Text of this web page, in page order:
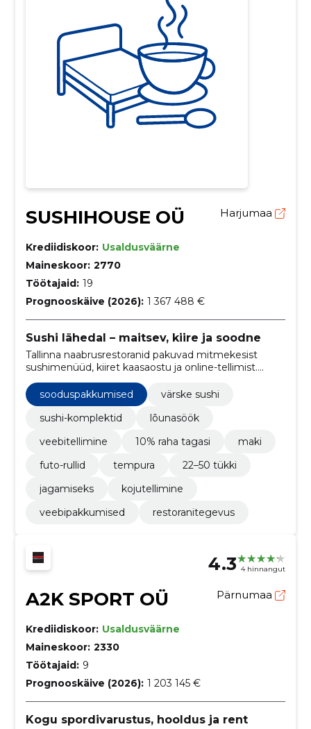
SUSHIHOUSE OÜ Harjumaa
Krediidiskoor: Usaldusväärne
Maineskoor: 2770
Töötajaid: 19
Prognooskäive (2026): 1 367 488 €
Sushi lähedal – maitsev, kiire ja soodne
Tallinna naabrusrestoranid pakuvad mitmekesist
sushimenüüd, kiiret kaasaostu ja online-tellimist.
et saada taskukohaseid lõuna- ja õhtusööke.
sooduspakkumised
värske sushi
sushi-komplektid
lõunasöök
veebitellimine
10% raha tagasi
maki
futo-rullid
tempura
22–50 tükki
jagamiseks
kojutellimine
veebipakkumised
restoranitegevus
4.3 4 hinnangut
A2K SPORT OÜ Pärnumaa
Krediidiskoor: Usaldusväärne
Maineskoor: 2330
Töötajaid: 9
Prognooskäive (2026): 1 203 145 €
Kogu spordivarustus, hooldus ja rent